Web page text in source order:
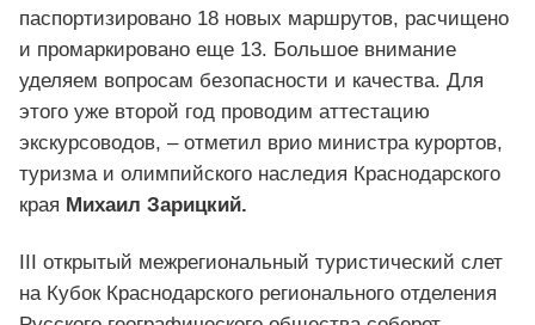
паспортизировано 18 новых маршрутов, расчищено
и промаркировано еще 13. Большое внимание
уделяем вопросам безопасности и качества. Для
этого уже второй год проводим аттестацию
экскурсоводов, – отметил врио министра курортов,
туризма и олимпийского наследия Краснодарского
края Михаил Зарицкий.
III открытый межрегиональный туристический слет
на Кубок Краснодарского регионального отделения